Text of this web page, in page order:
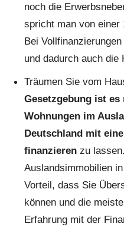
noch die
spricht man von einer
Bei
und dadurch auch die
Träumen Sie vom
Gesetzgebung ist
Wohnungen im
Deutschland mit
finanzieren zu
Auslandsimmobilien
Vorteil, dass Sie
können und die
Erfahrung mit der